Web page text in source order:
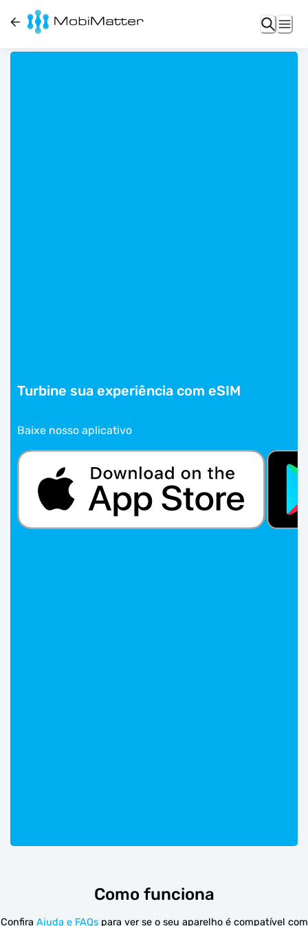
Turbine sua experiência com eSIM
Baixe nosso aplicativo
Como funciona
Confira Ajuda e FAQs para ver se o seu aparelho é compatível com